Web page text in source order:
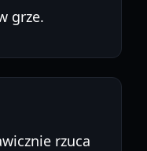
grze.
rzuca